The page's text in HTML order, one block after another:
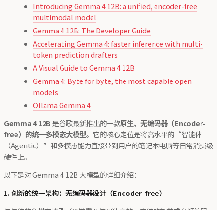
Introducing Gemma 4 12B: a unified, encoder-free
multimodal model
Gemma 4 12B: The Developer Guide
Accelerating Gemma 4: faster inference with multi-
token prediction drafters
A Visual Guide to Gemma 4 12B
Gemma 4: Byte for byte, the most capable open
models
Ollama Gemma 4
Gemma 4 12B是谷歌最新推出的一款原生、无编码器（Encoder-
free）的统一多模态大模型。它的核心定位是将高水平的“智能体
（Agentic）”和多模态能力直接带到用户的笔记本电脑等日常消费级
硬件上。
以下是对 Gemma 4 12B 大模型的详细介绍：
1. 创新的统一架构：无编码器设计（Encoder-free）